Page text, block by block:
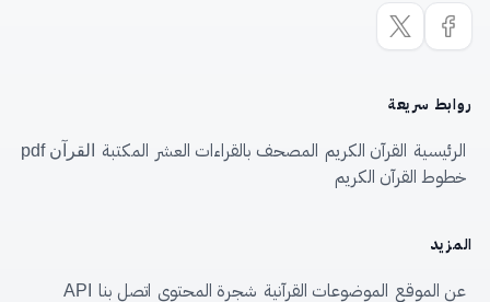
روابط سريعة
الرئيسية القرآن الكريم المصحف بالقراءات العشر المكتبة القرآن pdf
خطوط القرآن الكريم
المزيد
عن الموقع الموضوعات القرآنية شجرة المحتوى اتصل بنا API